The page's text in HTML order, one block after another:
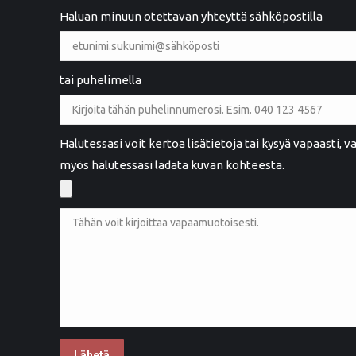
Haluan minuun otettavan yhteyttä sähköpostilla
tai puhelimella
Halutessasi voit kertoa lisätietoja tai kysyä vapaasti,
myös halutessasi ladata kuvan kohteesta.
Ystävällinen palvelu. Hyvä työnlaatu
Maarit Henttula
Rauma